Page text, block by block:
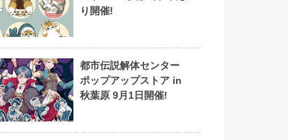
り開催!
都市伝説解体センター
ポップアップストア in
秋葉原 9月1日開催!